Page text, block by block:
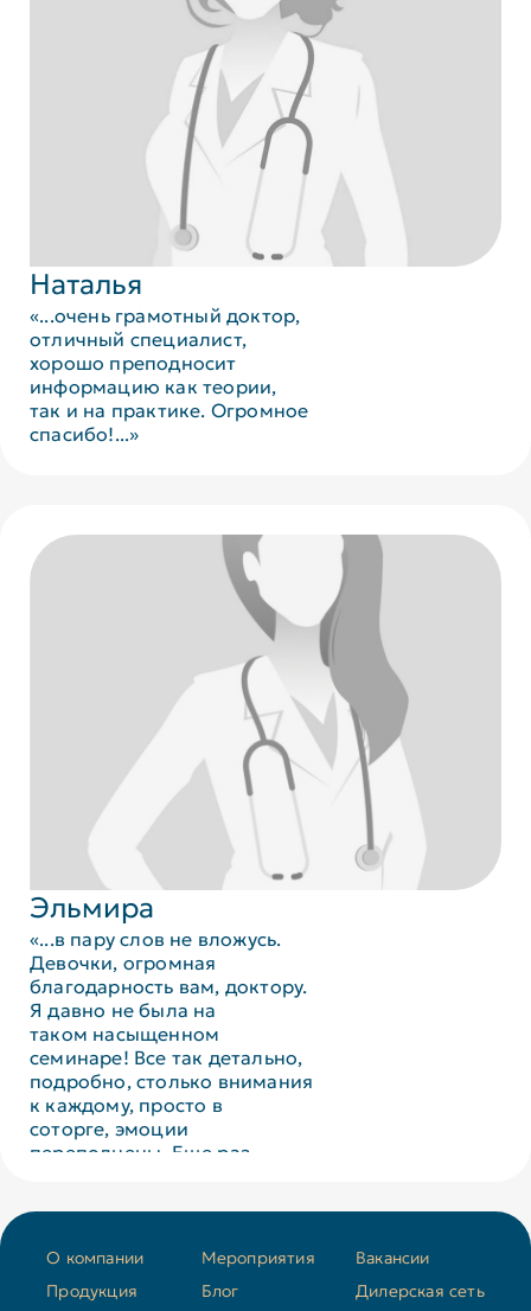
Наталья
«...очень грамотный доктор,
отличный специалист,
хорошо преподносит
информацию как теории,
так и на практике. Огромное
спасибо!...»
Эльмира
«...в пару слов не вложусь.
Девочки, огромная
благодарность вам, доктору.
Я давно не была на
таком насыщенном
семинаре! Все так детально,
подробно, столько внимания
к каждому, просто в
соторге, эмоции
переполнены. Еще раз
О компании Мероприятия
Вакансии
Продукция
Блог Дилерская сеть